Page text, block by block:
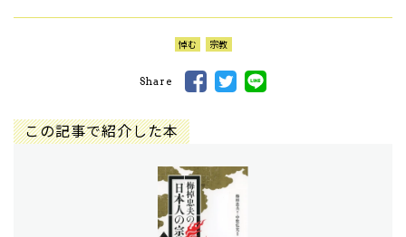
悼む 宗教
Share
この記事で紹介した本